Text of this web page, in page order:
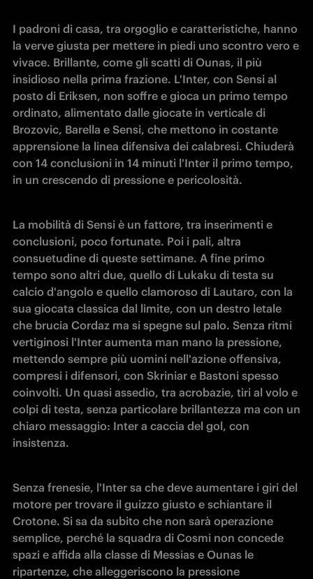
I padroni di casa, tra orgoglio e caratteristiche, hanno
la verve giusta per mettere in piedi uno scontro vero e
vivace. Brillante, come gli scatti di Ounas, il più
insidioso nella prima frazione. L'Inter, con Sensi al
posto di Eriksen, non soffre e gioca un primo tempo
ordinato, alimentato dalle giocate in verticale di
Brozovic, Barella e Sensi, che mettono in costante
apprensione la linea difensiva dei calabresi. Chiuderà
con 14 conclusioni in 14 minuti l'Inter il primo tempo,
in un crescendo di pressione e pericolosità.
La mobilità di Sensi è un fattore, tra inserimenti e
conclusioni, poco fortunate. Poi i pali, altra
consuetudine di queste settimane. A fine primo
tempo sono altri due, quello di Lukaku di testa su
calcio d'angolo e quello clamoroso di Lautaro, con la
sua giocata classica dal limite, con un destro letale
che brucia Cordaz ma si spegne sul palo. Senza ritmi
vertiginosi l'Inter aumenta man mano la pressione,
mettendo sempre più uomini nell'azione offensiva,
compresi i difensori, con Skriniar e Bastoni spesso
coinvolti. Un quasi assedio, tra acrobazie, tiri al volo e
colpi di testa, senza particolare brillantezza ma con un
chiaro messaggio: Inter a caccia del gol, con
insistenza.
Senza frenesie, l'Inter sa che deve aumentare i giri del
motore per trovare il guizzo giusto e schiantare il
Crotone. Si sa da subito che non sarà operazione
semplice, perché la squadra di Cosmi non concede
spazi e affida alla classe di Messias e Ounas le
ripartenze, che alleggeriscono la pressione